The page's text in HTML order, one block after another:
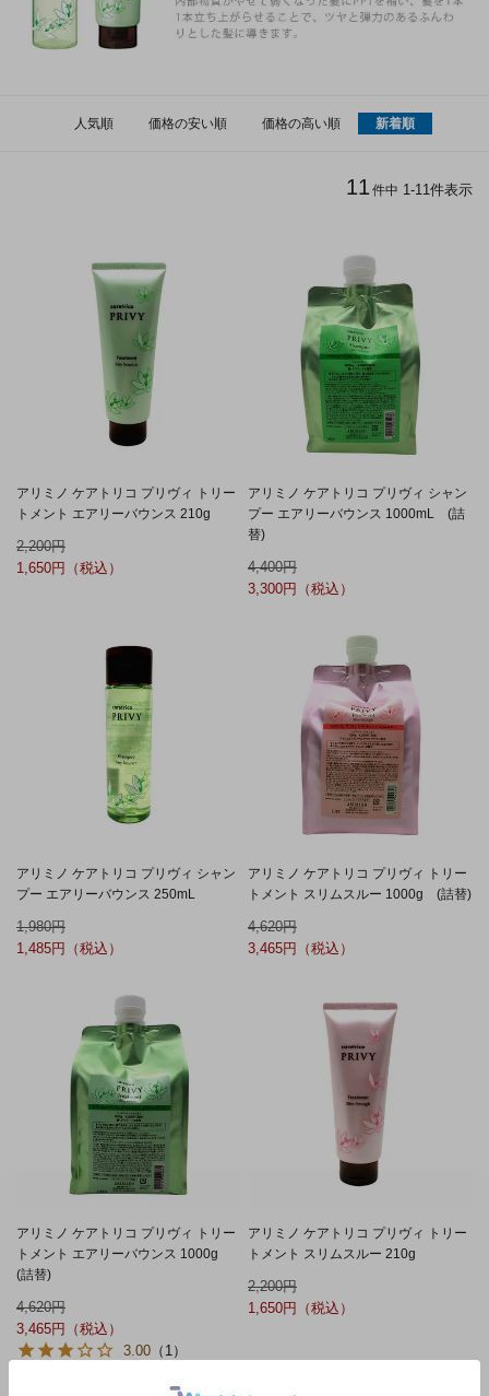
人気順 価格の安い順 価格の高い順 新着順
11件中 1-11件表示
アリミノ ケアトリコ プリヴィ トリー
トメント エアリーバウンス 210g
2,200
1,650
アリミノ ケアトリコ プリヴィ シャン
プー エアリーバウンス 1000mL (詰
替)
4,400
3,300
アリミノ ケアトリコ プリヴィ シャン
プー エアリーバウンス 250mL
1,980
1,485
アリミノ ケアトリコ プリヴィ トリー
トメント スリムスルー 1000g (詰替)
4,620
3,465
アリミノ ケアトリコ プリヴィ トリー
トメント エアリーバウンス 1000g
(詰替)
4,620
3,465
3.00 （1）
アリミノ ケアトリコ プリヴィ トリー
トメント スリムスルー 210g
2,200
1,650